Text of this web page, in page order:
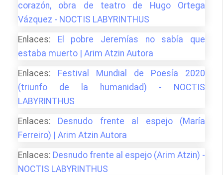
corazón, obra de teatro de Hugo Ortega
Vázquez - NOCTIS LABYRINTHUS
Enlaces:
El pobre Jeremías no sabía que
estaba muerto | Arim Atzin Autora
Enlaces: Festival Mundial de Poesía 2020
(triunfo de la humanidad) - NOCTIS
LABYRINTHUS
Enlaces: Desnudo frente al espejo (María
Ferreiro) | Arim Atzin Autora
Enlaces: Desnudo frente al espejo (Arim Atzin) -
NOCTIS LABYRINTHUS